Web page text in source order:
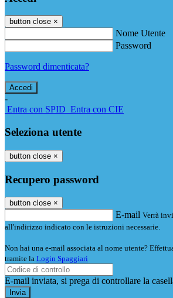
button close ×
Nome Utente
Password
Password dimenticata?
-
Entra con SPID Entra con CIE
Seleziona utente
button close ×
Recupero password
button close ×
E-mail Verrà
all'indirizzo indicato con le istruzioni necessarie.
Non hai una e-mail associata al nome utente?
tramite la Login Spaggiari
E-mail inviata, si prega di controllare la